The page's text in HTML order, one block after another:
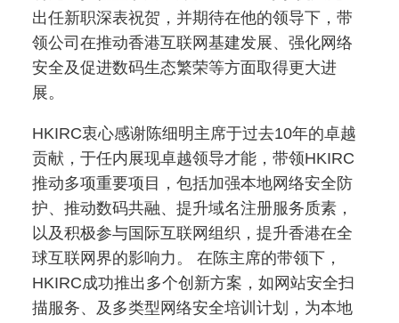
出任新职深表祝贺，并期待在他的领导下，带
领公司在推动香港互联网基建发展、强化网络
安全及促进数码生态繁荣等方面取得更大进
展。
HKIRC衷心感谢陈细明主席于过去10年的卓越
贡献，于任内展现卓越领导才能，带领HKIRC
推动多项重要项目，包括加强本地网络安全防
护、推动数码共融、提升域名注册服务质素，
以及积极参与国际互联网组织，提升香港在全
球互联网界的影响力。 在陈主席的带领下，
HKIRC成功推出多个创新方案，如网站安全扫
描服务、及多类型网络安全培训计划，为本地